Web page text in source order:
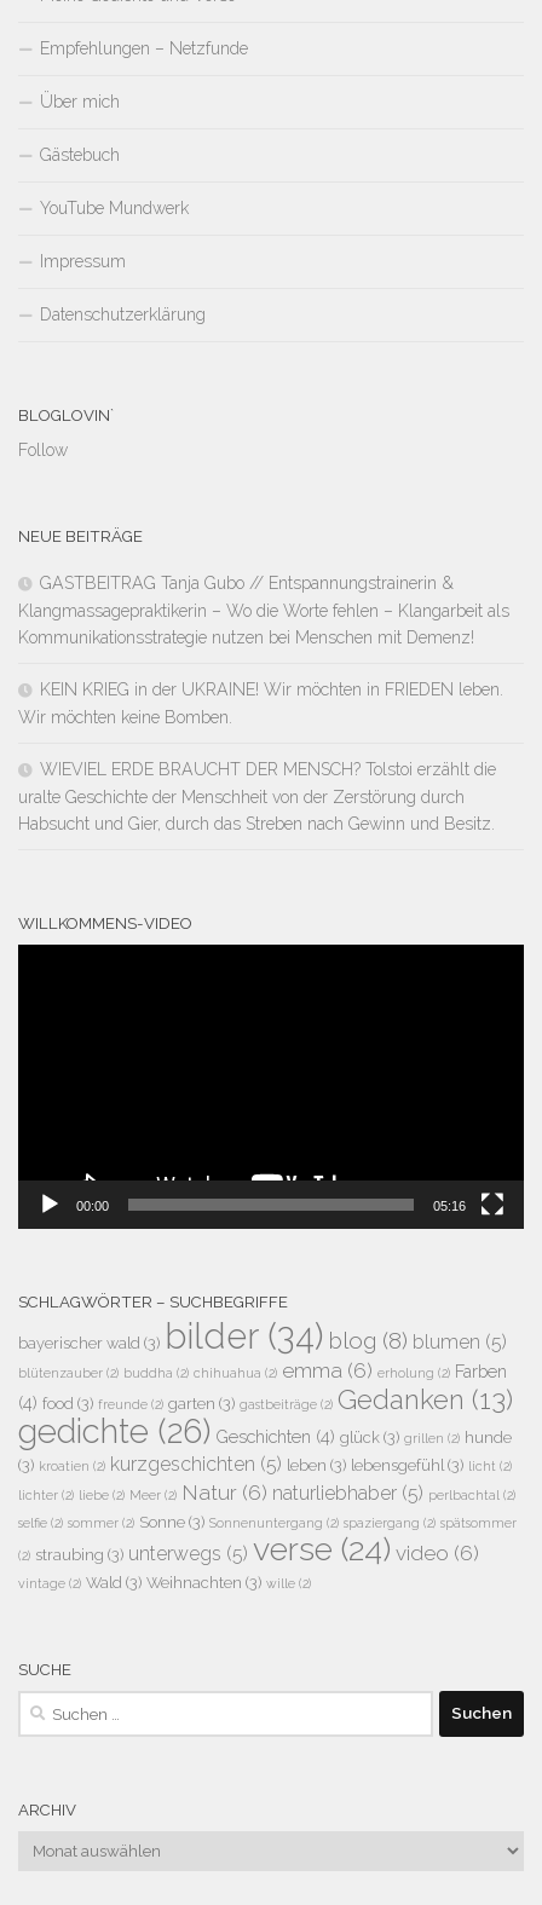
Empfehlungen – Netzfunde
Über mich
Gästebuch
YouTube Mundwerk
Impressum
Datenschutzerklärung
BLOGLOVIN`
Follow
NEUE BEITRÄGE
GASTBEITRAG Tanja Gubo // Entspannungstrainerin &
Klangmassagepraktikerin – Wo die Worte fehlen – Klangarbeit als
Kommunikationsstrategie nutzen bei Menschen mit Demenz!
KEIN KRIEG in der UKRAINE! Wir möchten in FRIEDEN leben.
Wir möchten keine Bomben.
WIEVIEL ERDE BRAUCHT DER MENSCH? Tolstoi erzählt die
uralte Geschichte der Menschheit von der Zerstörung durch
Habsucht und Gier, durch das Streben nach Gewinn und Besitz.
WILLKOMMENS-VIDEO
00:00 05:16
SCHLAGWÖRTER – SUCHBEGRIFFE
bayerischer wald (3) bilder(34) blog (8) blumen (5)
blütenzauber (2) buddha (2) chihuahua (2) emma (6) erholung (2) Farben
(4) food (3) freunde (2) garten (3) gastbeiträge (2) Gedanken (13)
gedichte (26) Geschichten (4) glück (3) grillen (2) hunde
(3) kroatien (2) kurzgeschichten (5) leben (3) lebensgefühl (3) licht (2)
lichter (2) liebe (2) Meer (2) Natur (6) naturliebhaber (5) perlbachtal (2)
selfie (2) sommer (2) Sonne (3) Sonnenuntergang (2) spaziergang (2) spätsommer
(2) straubing (3) unterwegs (5) verse (24) video (6)
vintage (2) Wald (3) Weihnachten (3) wille (2)
SUCHE
Suchen
ARCHIV
Archiv